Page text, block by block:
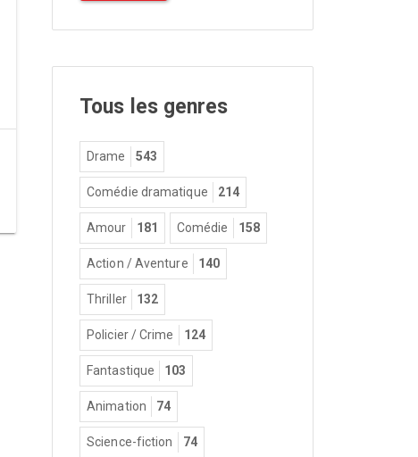
Tous les genres
Drame 543
Comédie dramatique 214
Amour 181 Comédie 158
Action / Aventure 140
Thriller 132
Policier / Crime 124
Fantastique 103
Animation 74
Science-fiction 74